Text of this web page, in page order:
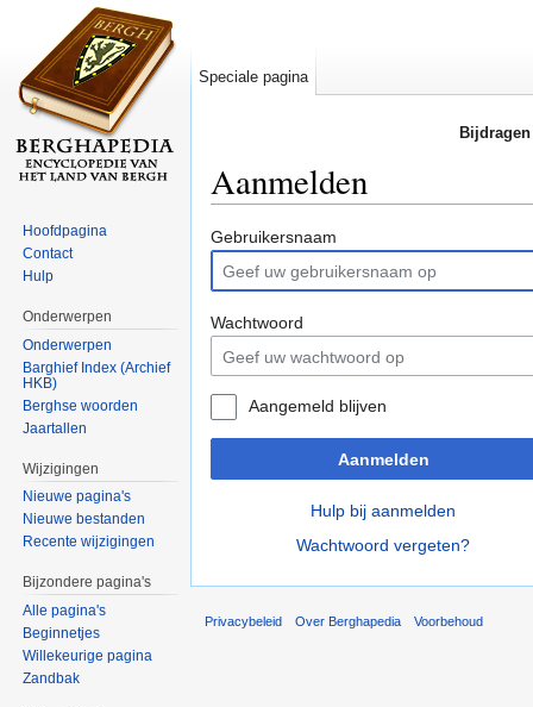
Aanmelden
Gebruikersnaam
Wachtwoord
Aangemeld blijven
Aanmelden
Hulp bij aanmelden
Wachtwoord vergeten?
Speciale pagina
Hoofdpagina
Contact
Hulp
Onderwerpen
Onderwerpen
Barghief Index (Archief
HKB)
Berghse woorden
Jaartallen
Wijzigingen
Nieuwe pagina's
Nieuwe bestanden
Recente wijzigingen
Bijzondere pagina's
Alle pagina's
Beginnetjes
Willekeurige pagina
Zandbak
Privacybeleid Over Berghapedia Voorbehoud